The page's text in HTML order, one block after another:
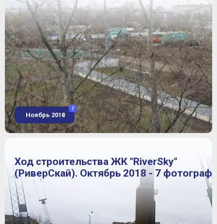
Ноябрь 2018
7
Ход строительства ЖК "RiverSky"
(РиверСкай). Октябрь 2018 - 7